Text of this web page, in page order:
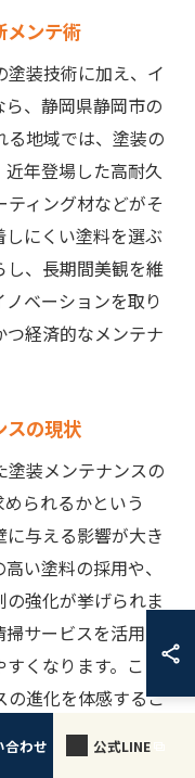
メンテ術
装技術に加え、イ
、静岡県静岡市の
る地域では、塗装の
年登場した高耐久
ィング材などがそ
にくい塗料を選ぶ
し、長期間美観を維
ベーションを取り
経済的なメンテナ
スの現状
装メンテナンスの
られるかという
与える影響が大き
い塗料の採用や、
強化が挙げられま
サービスを活用す
くなります。こう
の進化を体感するこ
ができます。
合わせ 公式LINE